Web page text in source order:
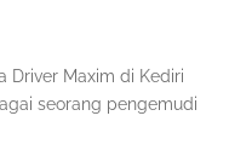
Driver Maxim di Kediri
seorang pengemudi